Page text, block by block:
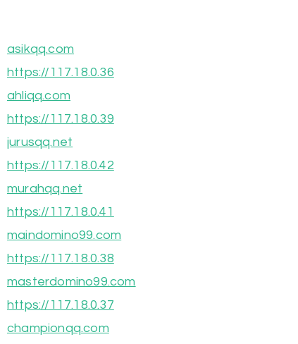
asikqq.com
https://117.18.0.36
ahliqq.com
https://117.18.0.39
jurusqq.net
https://117.18.0.42
murahqq.net
https://117.18.0.41
maindomino99.com
https://117.18.0.38
masterdomino99.com
https://117.18.0.37
championqq.com